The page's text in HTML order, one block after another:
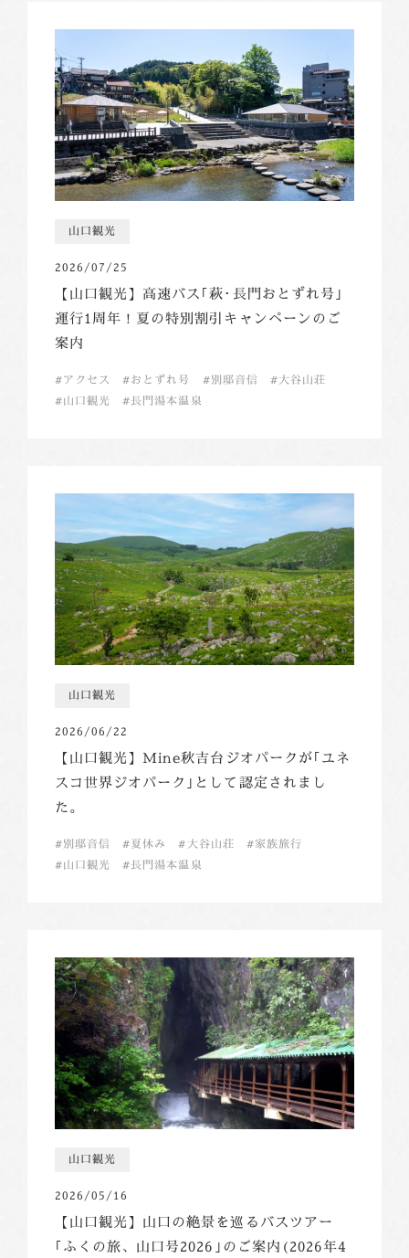
山口観光
2026/07/25
【山口観光】高速バス｢萩･長門おとずれ号｣
運行1周年！夏の特別割引キャンペーンのご
案内
アクセス おとずれ号 別邸音信
大谷山荘
山口観光
長門湯本温泉
山口観光
2026/06/22
【山口観光】Mine秋吉台ジオパークが｢ユネ
スコ世界ジオパーク｣として認定されまし
た。
別邸音信 夏休み 大谷山荘
家族旅行
山口観光
長門湯本温泉
山口観光
2026/05/16
【山口観光】山口の絶景を巡るバスツアー
｢ふくの旅、山口号2026｣のご案内(2026年4